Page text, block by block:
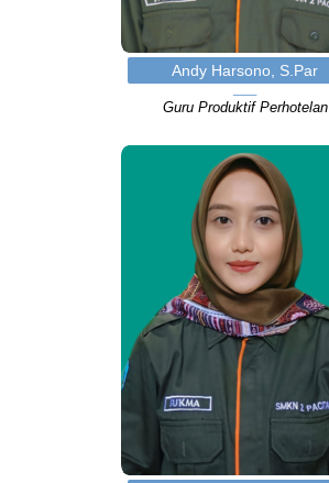
Andy Harsono, S.Par
Guru Produktif Perhotelan